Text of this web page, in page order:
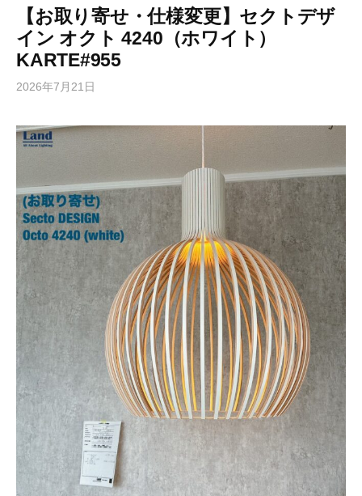
【お取り寄せ・仕様変更】セクトデザ
イン オクト 4240（ホワイト）
KARTE#955
2026年7月21日